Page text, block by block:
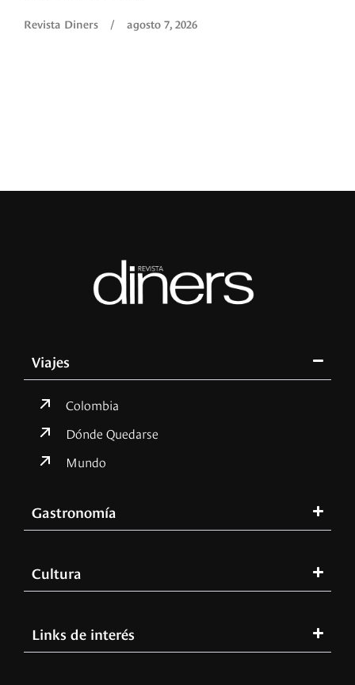
Revista Diners / agosto 7, 2026
Viajes
Colombia
Dónde Quedarse
Mundo
Gastronomía
Cultura
Links de interés